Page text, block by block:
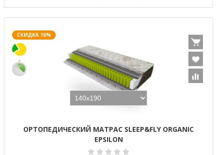
СКИДКА 16%
ОРТОПЕДИЧЕСКИЙ МАТРАС SLEEP&FLY ORGANIC
EPSILON